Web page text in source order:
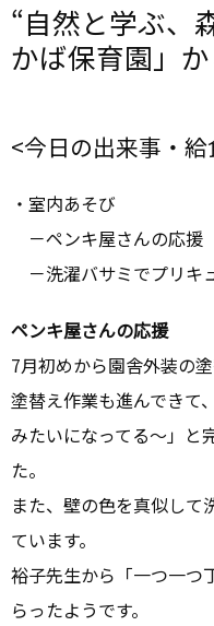
“自然と学ぶ、
かば保育園」か
<今日の出来事・
・室内あそび
－ペンキ屋さんの応援
－洗濯バサミでプリキ
ペンキ屋さんの応援
7月初めから園舎外装の
塗替え作業も進んできて
みたいになってる～」と
た。
また、壁の色を真似して
ています。
裕子先生から「一つ一つ
らったようです。